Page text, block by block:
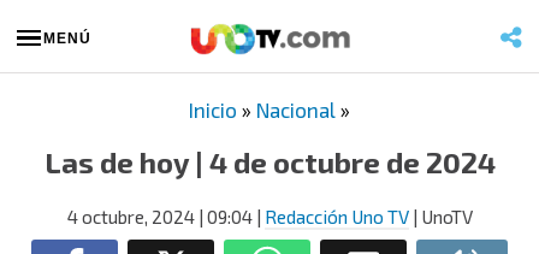
MENÚ
Inicio » Nacional »
Las de hoy | 4 de octubre de 2024
4 octubre, 2024| 09:04| Redacción Uno TV| UnoTV